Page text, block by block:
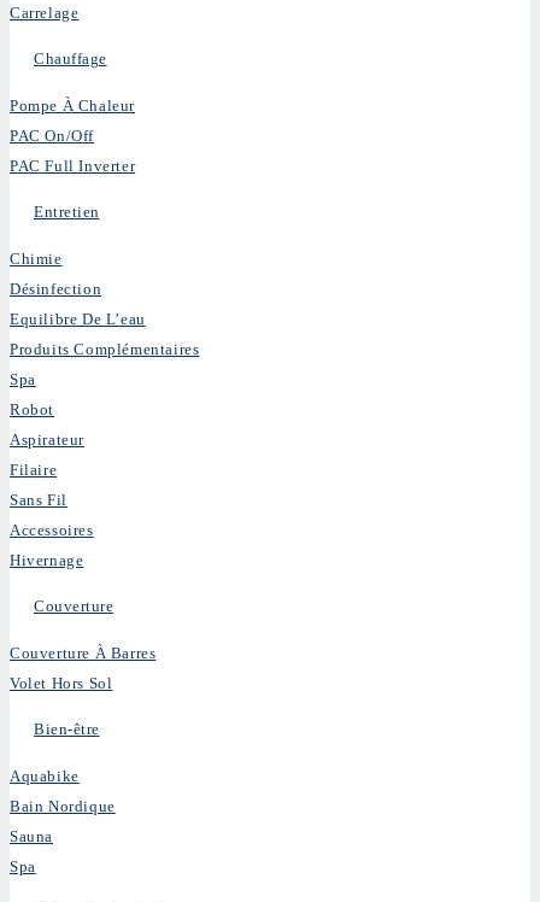
Carrelage
Chauffage
Pompe À Chaleur
PAC On/Off
PAC Full Inverter
Entretien
Chimie
Désinfection
Equilibre De L’eau
Produits Complémentaires
Spa
Robot
Aspirateur
Filaire
Sans Fil
Accessoires
Hivernage
Couverture
Couverture À Barres
Volet Hors Sol
Bien-être
Aquabike
Bain Nordique
Sauna
Spa